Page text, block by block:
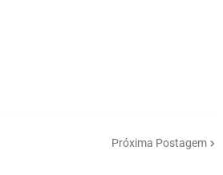
Próxima Postagem